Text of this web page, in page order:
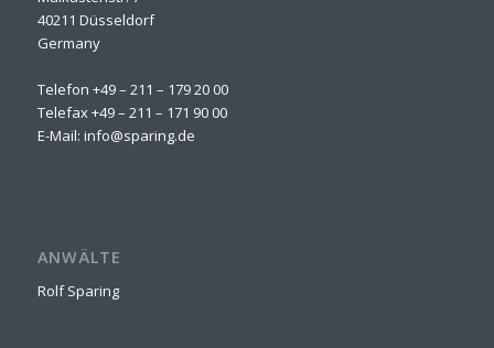
40211 Düsseldorf
Germany
Telefon +49 – 211 – 179 20 00
Telefax +49 – 211 – 171 90 00
E-Mail: info@sparing.de
ANWÄLTE
Rolf Sparing